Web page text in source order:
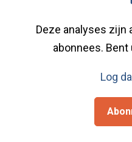
Deze analyses zijn
abonnees. Bent
Log